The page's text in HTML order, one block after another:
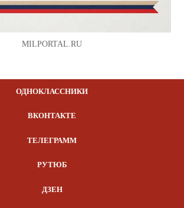
MILPORTAL.RU
ОДНОКЛАССНИКИ
ВКОНТАКТЕ
ТЕЛЕГРАММ
РУТЮБ
ДЗЕН